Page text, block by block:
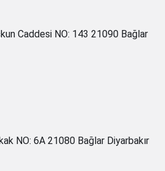
Caddesi NO: 143 21090 Bağlar
NO: 6A 21080 Bağlar Diyarbakır